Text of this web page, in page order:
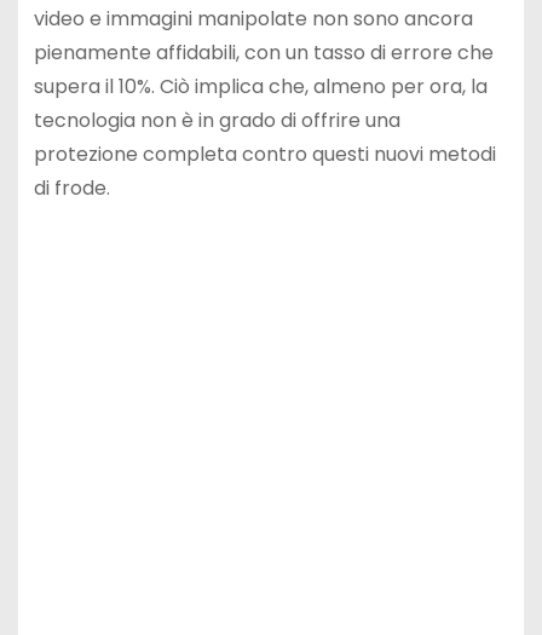
video e immagini manipolate non sono ancora
pienamente affidabili, con un tasso di errore che
supera il 10%. Ciò implica che, almeno per ora, la
tecnologia non è in grado di offrire una
protezione completa contro questi nuovi metodi
di frode.